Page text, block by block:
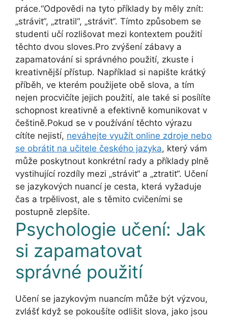
práce.“Odpovědi na tyto příklady by měly znít:
„strávit“, „ztratil“, „strávit“. Tímto způsobem se
studenti učí rozlišovat mezi kontextem použití
těchto dvou sloves.Pro zvýšení zábavy a
zapamatování si správného použití, zkuste i
kreativnější přístup. Například si napište krátký
příběh, ve kterém použijete obě slova, a tím
nejen procvičíte jejich použití, ale také si posílíte
schopnost kreativně a efektivně komunikovat v
češtině.Pokud se v používání těchto výrazu
cítíte nejistí, neváhejte využít online zdroje nebo
se obrátit na učitele českého jazyka, který vám
může poskytnout konkrétní rady a příklady plně
vystihující rozdíly mezi „strávit“ a „ztratit“. Učení
se jazykových nuancí je cesta, která vyžaduje
čas a trpělivost, ale s těmito cvičeními se
postupně zlepšíte.
Psychologie učení: Jak
si zapamatovat
správné použití
Učení se jazykovým nuancím může být výzvou,
zvlášť když se pokoušíte odlišit slova, jako jsou